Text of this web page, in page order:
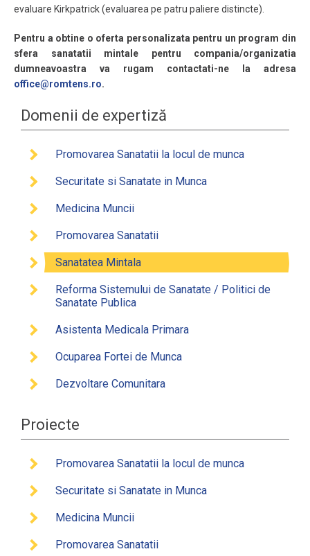
evaluare Kirkpatrick (evaluarea pe patru paliere distincte).
Pentru a obtine o oferta personalizata pentru un program din
sfera sanatatii mintale pentru compania/organizatia
dumneavoastra va rugam contactati-ne la adresa
office@romtens.ro.
Domenii de expertiză
Promovarea Sanatatii la locul de munca
Securitate si Sanatate in Munca
Medicina Muncii
Promovarea Sanatatii
Sanatatea Mintala
Reforma Sistemului de Sanatate / Politici de
Sanatate Publica
Asistenta Medicala Primara
Ocuparea Fortei de Munca
Dezvoltare Comunitara
Proiecte
Promovarea Sanatatii la locul de munca
Securitate si Sanatate in Munca
Medicina Muncii
Promovarea Sanatatii